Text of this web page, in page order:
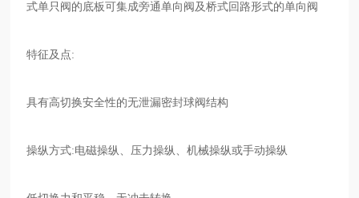
式单只阀的底板可集成旁通单向阀及桥式回路形式的单向阀
特征及点:
具有高切换安全性的无泄漏密封球阀结构
操纵方式:电磁操纵、压力操纵、机械操纵或手动操纵